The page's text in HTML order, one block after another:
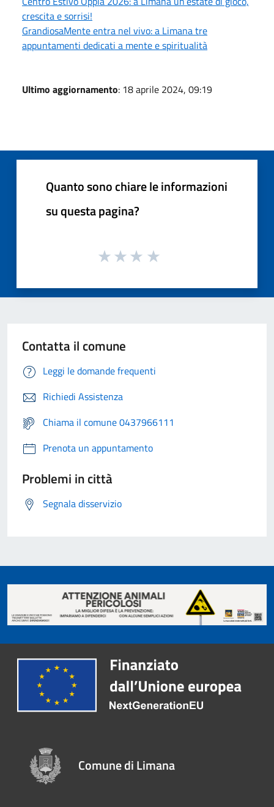
crescita e sorrisi!
GrandiosaMente entra nel vivo: a Limana tre
appuntamenti dedicati a mente e spiritualità
Ultimo aggiornamento: 18 aprile 2024, 09:19
Quanto sono chiare le informazioni
su questa pagina?
Contatta il comune
Leggi le domande frequenti
Richiedi Assistenza
Chiama il comune 0437966111
Prenota un appuntamento
Problemi in città
Segnala disservizio
Comune di Limana